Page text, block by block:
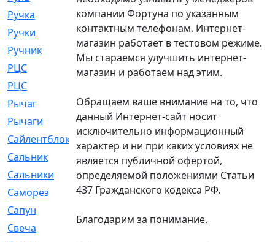
Ручка
[29]
Ручки
[3]
Ручник
[11]
РЦC
[12]
РЦС
Рычаг
[588]
Рычаги
[3]
Сайлентблок
[4208]
Сальник
[4340]
Сальники
[123]
Саморез
[23]
Сапун
Свеча
[457]
компании Фортуна по указанным
контактным телефонам. Интернет-
магазин работает в тестовом режиме.
Мы стараемся улучшить интернет-
магазин и работаем над этим.
Обращаем ваше внимание на то, что
данный Интернет-сайт носит
исключительно информационный
характер и ни при каких условиях не
является публичной офертой,
определяемой положениями Статьи
437 Гражданского кодекса РФ.
Благодарим за понимание.